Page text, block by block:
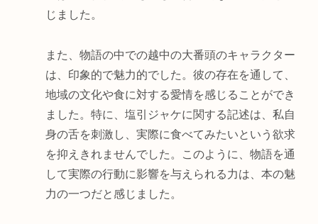
じました。
また、物語の中での越中の大番頭のキャラクター
は、印象的で魅力的でした。彼の存在を通して、
地域の文化や食に対する愛情を感じることができ
ました。特に、塩引ジャケに関する記述は、私自
身の舌を刺激し、実際に食べてみたいという欲求
を抑えきれませんでした。このように、物語を通
して実際の行動に影響を与えられる力は、本の魅
力の一つだと感じました。